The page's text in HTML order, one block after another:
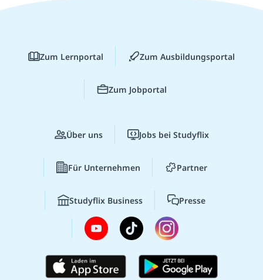
Zum Lernportal Zum Ausbildungsportal
Zum Jobportal
Über uns Jobs bei Studyflix
Für Unternehmen Partner
Studyflix Business Presse